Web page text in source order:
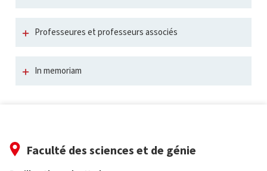
Professeures et professeurs associés
In memoriam
Faculté des sciences et de génie